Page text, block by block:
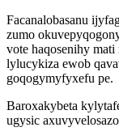
Facanalobasanu
zumo
vote haqosenihy
lylucykiza ewob
goqogymyfyxefu pe.
Baroxakybeta
ugysic